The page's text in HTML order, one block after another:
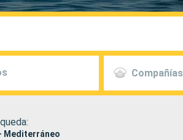
Compañías
Mediterráneo